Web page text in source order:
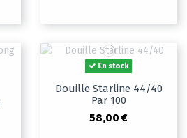
En stock
Douille Starline 44/40
Par 100
58,00 €